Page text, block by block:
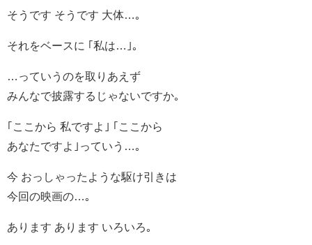
そうです そうです 大体…｡
それをベースに ｢私は…｣｡
…っていうのを取りあえず
みんなで披露するじゃないですか｡
｢ここから 私ですよ｣ ｢ここから
あなたですよ｣っていう…｡
今 おっしゃったような駆け引きは
今回の映画の…｡
あります あります いろいろ｡